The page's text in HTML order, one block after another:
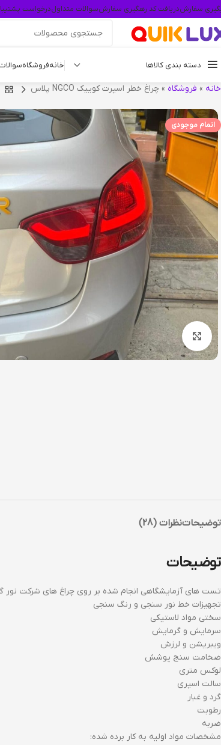
سفارشدریافت کد رهگیری سفارشسوالات متداولدرخواست
دسته بندی کالاها خانهفروشگاه
خانه » فروشگاه » چراغ خطر اسپرت کوییک NGCO پلاس
اتمام موجودی
بزرگنمایی تصویر
توضیحاتنظرات (28)
توضیحات
تست های آزمايشگاهي انجام شده بر روی چراغ های شرکت
تجهيزات خط نور سنجي و رنگ سنجي
سختي مواد لاستيكي
سرمایش و گرمایش
ویبریشن و لرزش
ضخامت سنج پوشش
لوکس متری
سالت اسپري
گرد و غبار
رطوبت
ضربه
مشخصات مواد اوليه به كار برده شده: